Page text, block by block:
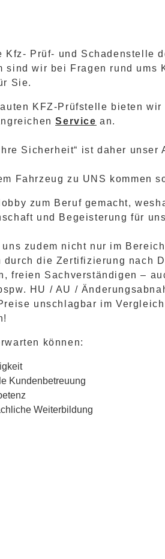
Kfz- Prüf- und Schadenstelle
sind wir bei Fragen rund ums
Sie.
KFZ-Prüfstelle bieten wir
Service an.
Sicherheit“ ist daher unser
Fahrzeug zu UNS kommen
zum Beruf gemacht,
und Begeisterung für
zudem nicht nur im
durch die Zertifizierung nach
freien Sachverständigen –
HU / AU /
unschlagbar im
können:
Kundenbetreuung
Weiterbildung